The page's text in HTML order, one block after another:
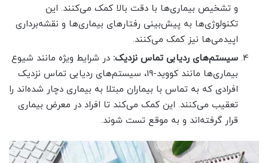
و تشخیص بیماری‌ها با دقت بالا کمک می‌کنند. این
تکنولوژی‌ها به پیش‌بینی رفتارهای بیماری‌ها و نقشه‌برداری
اپیدمی‌ها نیز کمک می‌کنند.
سیستم‌های ردیابی تماس نزدیک: در شرایط ویژه مانند شیوع
بیماری‌ها مانند کووید-19، سیستم‌های ردیابی تماس نزدیک
افرادی که به تماس با بیماران مبتلا به بیماری دچار شده‌اند را
تعقیب می‌کنند. این کمک می‌کند تا افراد در معرض بیماری
قرار گرفته‌اند و به موقع تست شوند.